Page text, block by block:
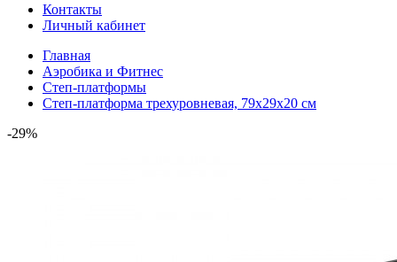
Контакты
Личный кабинет
Главная
Аэробика и Фитнес
Степ-платформы
Степ-платформа трехуровневая, 79х29х20 см
-29%